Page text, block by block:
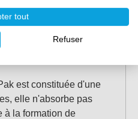
des mousses de
est constituée d'une
elle n'absorbe pas
à la formation de
tout
Refuser